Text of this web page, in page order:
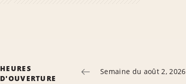
HEURES
D'OUVERTURE
Semaine du août 2, 2026